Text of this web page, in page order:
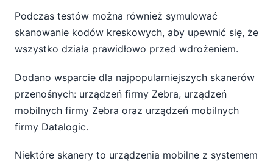
Podczas testów można również symulować
skanowanie kodów kreskowych, aby upewnić się, że
wszystko działa prawidłowo przed wdrożeniem.
Dodano wsparcie dla najpopularniejszych skanerów
przenośnych: urządzeń firmy Zebra, urządzeń
mobilnych firmy Zebra oraz urządzeń mobilnych
firmy Datalogic.
Niektóre skanery to urządzenia mobilne z systemem